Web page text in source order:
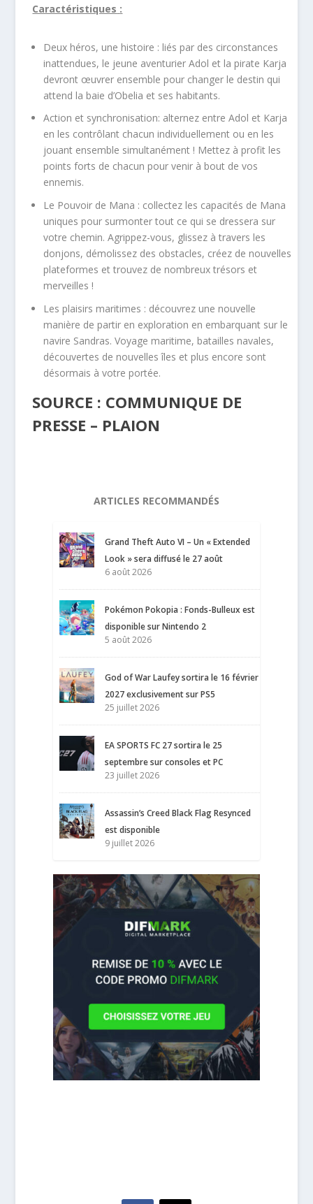
Caractéristiques :
Deux héros, une histoire : liés par des circonstances
inattendues, le jeune aventurier Adol et la pirate Karja
devront œuvrer ensemble pour changer le destin qui
attend la baie d’Obelia et ses habitants.
Action et synchronisation: alternez entre Adol et Karja
en les contrôlant chacun individuellement ou en les
jouant ensemble simultanément ! Mettez à profit les
points forts de chacun pour venir à bout de vos
ennemis.
Le Pouvoir de Mana : collectez les capacités de Mana
uniques pour surmonter tout ce qui se dressera sur
votre chemin. Agrippez-vous, glissez à travers les
donjons, démolissez des obstacles, créez de nouvelles
plateformes et trouvez de nombreux trésors et
merveilles !
Les plaisirs maritimes : découvrez une nouvelle
manière de partir en exploration en embarquant sur le
navire Sandras. Voyage maritime, batailles navales,
découvertes de nouvelles îles et plus encore sont
désormais à votre portée.
SOURCE : COMMUNIQUE DE
PRESSE – PLAION
ARTICLES RECOMMANDÉS
Grand Theft Auto VI – Un « Extended
Look » sera diffusé le 27 août
6 août 2026
Pokémon Pokopia : Fonds-Bulleux est
disponible sur Nintendo 2
5 août 2026
God of War Laufey sortira le 16 février
2027 exclusivement sur PS5
25 juillet 2026
EA SPORTS FC 27 sortira le 25
septembre sur consoles et PC
23 juillet 2026
Assassin’s Creed Black Flag Resynced
est disponible
9 juillet 2026